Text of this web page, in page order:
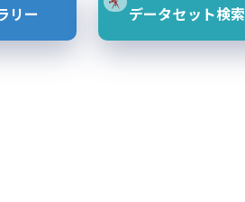
リー データセット検索